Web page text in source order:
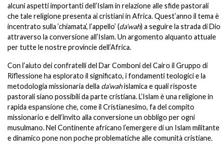
alcuni aspetti importanti dell’Islam in relazione alle sfide pastorali
che tale religione presenta ai cristiani in Africa. Quest’anno il tema è
incentrato sulla ‘chiamata’, l’appello’ (da’wah) a seguire la strada di Dio
attraverso la conversione all’Islam. Un argomento alquanto attuale
per tutte le nostre provincie dell’Africa.
Con l’aiuto dei confratelli del Dar Comboni del Cairo il Gruppo di
Riflessione ha esplorato il significato, i fondamenti teologici e la
metodologia missionaria della da’wahislamica e quali risposte
pastorali siano possibili da parte cristiana. L’Islam è una religione in
rapida espansione che, come il Cristianesimo, fa del compito
missionario e dell’invito alla conversione un obbligo per ogni
musulmano. Nel Continente africano l’emergere di un Islam militante
e dinamico pone non poche problematiche alle comunità cristiane.